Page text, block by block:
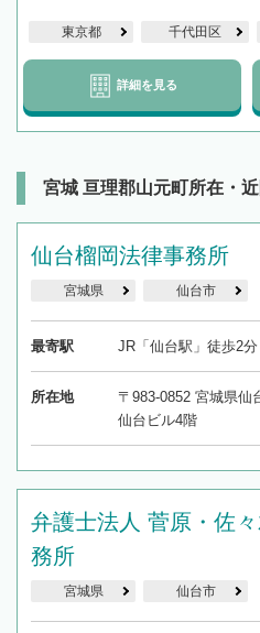
東京都 千代田区
詳細を見る
宮城 亘理郡山元町所在・
仙台榴岡法律事務所
宮城県 仙台市
最寄駅 JR「仙台駅」徒歩2分
所在地
〒983-0852 宮城県仙
仙台ビル4階
弁護士法人 菅原・佐
務所
宮城県 仙台市